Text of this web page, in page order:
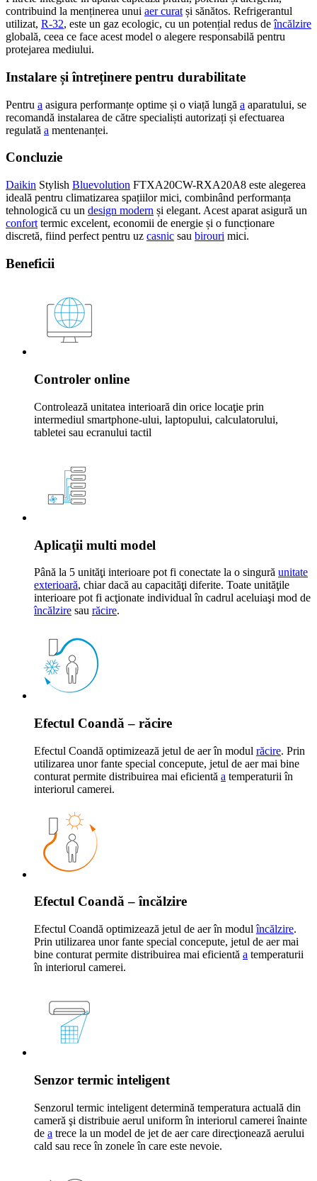
contribuind la menținerea unui aer curat și sănătos. Refrigerantul
utilizat, R-32, este un gaz ecologic, cu un potențial redus deîncălzire
globală, ceea ce face acest model o alegere responsabilă pentru
protejarea mediului.
Instalare și întreținere pentru durabilitate
Pentru a asigura performanțe optime și o viață lungă a aparatului, se
recomandă instalarea de către specialiști autorizați și efectuarea
regulată a mentenanței.
Concluzie
Daikin Stylish Bluevolution FTXA20CW-RXA20A8 este alegerea
ideală pentru climatizarea spațiilor mici, combinând performanța
tehnologică cu un design modern și elegant. Acest aparat asigură un
confort termic excelent, economii de energie și o funcționare
discretă, fiind perfect pentru uz casnic sau birouri mici.
Beneficii
Controler online
Controlează unitatea interioară din orice locaţie prin
intermediul smartphone-ului, laptopului, calculatorului,
tabletei sau ecranului tactil
Aplicaţii multi model
Până la 5 unităţi interioare pot fi conectate la o singură unitate
exterioară, chiar dacă au capacităţi diferite. Toate unităţile
interioare pot fi acţionate individual în cadrul aceluiaşi mod de
încălzire sau răcire.
Efectul Coandă – răcire
Efectul Coandă optimizează jetul de aer în modul răcire. Prin
utilizarea unor fante special concepute, jetul de aer mai bine
conturat permite distribuirea mai eficientă a temperaturii în
interiorul camerei.
Efectul Coandă – încălzire
Efectul Coandă optimizează jetul de aer în modulîncălzire.
Prin utilizarea unor fante special concepute, jetul de aer mai
bine conturat permite distribuirea mai eficientă a temperaturii
în interiorul camerei.
Senzor termic inteligent
Senzorul termic inteligent determină temperatura actuală din
cameră şi distribuie aerul uniform în interiorul camerei înainte
de a trece la un model de jet de aer care direcţionează aerului
cald sau rece în zonele în care este nevoie.